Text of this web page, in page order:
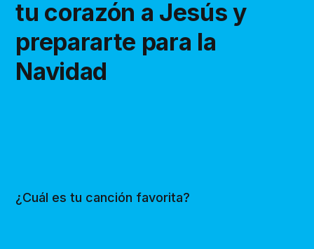
tu corazón a Jesús y
prepararte para la
Navidad
¿Cuál es tu canción favorita?